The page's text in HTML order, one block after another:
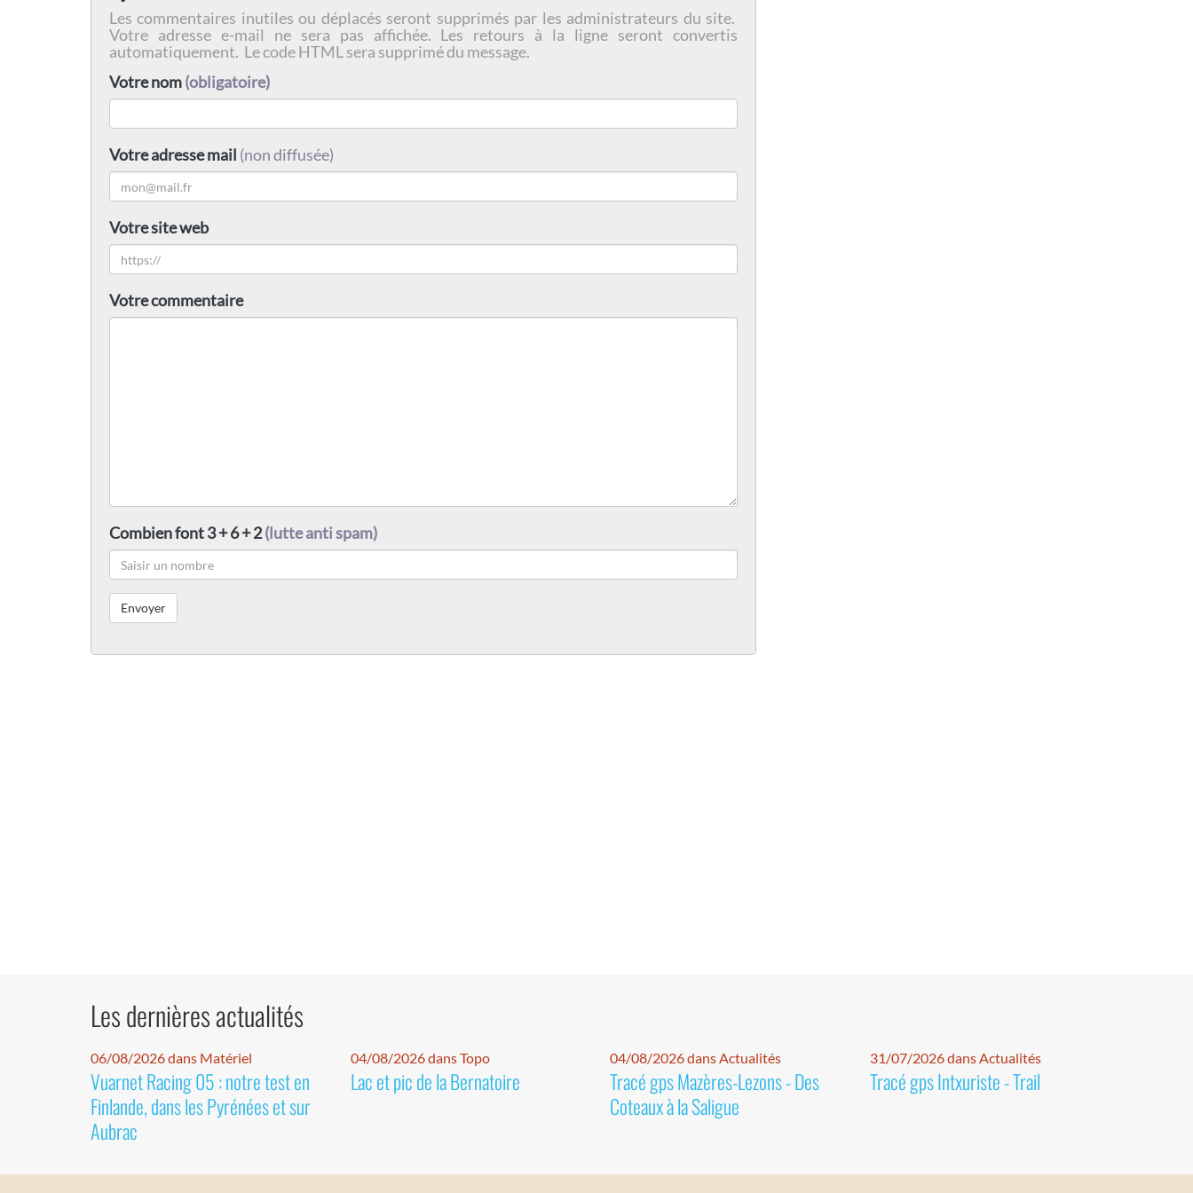
Les commentaires inutiles ou déplacés seront supprimés par les administrateurs du site.
Votre adresse e-mail ne sera pas affichée. Les retours à la ligne seront convertis
automatiquement. Le code HTML sera supprimé du message.
Votre nom(obligatoire)
Votre adresse mail (non diffusée)
Votre site web
Votre commentaire
Combien font 3 + 6 + 2(lutte anti spam)
Les dernières actualités
06/08/2026 dans Matériel
Vuarnet Racing 05 : notre test en
Finlande, dans les Pyrénées et sur
Aubrac
04/08/2026 dans Topo
Lac et pic de la Bernatoire
04/08/2026 dans Actualités
Tracé gps Mazères-Lezons - Des
Coteaux à la Saligue
31/07/2026 dans Actualités
Tracé gps Intxuriste - Trail